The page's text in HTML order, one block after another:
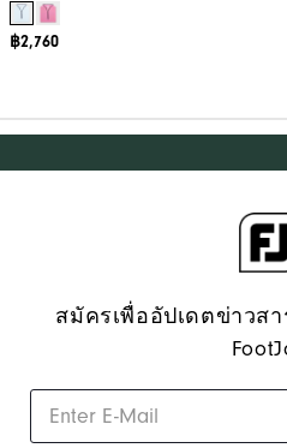
฿2,760
สมัครเพื่ออัปเดตข่าวส